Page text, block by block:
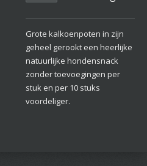
Grote kalkoenpoten in zijn
geheel gerookt een heerlijke
natuurlijke hondensnack
zonder toevoegingen per
stuk en per 10 stuks
voordeliger.